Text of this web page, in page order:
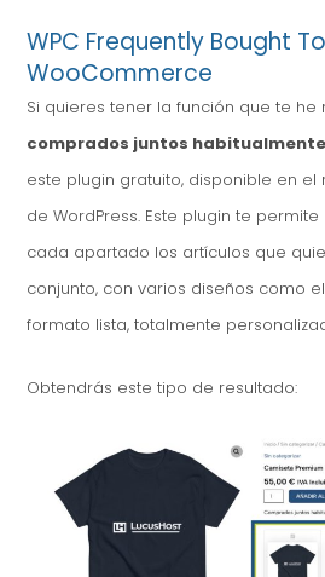
WPC Frequently Bought
WooCommerce
Si quieres tener la función que te
comprados juntos
este plugin gratuito, disponible en el
de WordPress. Este plugin te
cada apartado los artículos que
conjunto, con varios diseños como
formato lista, totalmente
Obtendrás este tipo de resultado: